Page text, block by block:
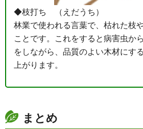
◆枝打ち （えだうち）
林業で使われる言葉で、枯れた枝
ことです。これをすると病害虫か
をしながら、品質のよい木材にす
上がります。
まとめ